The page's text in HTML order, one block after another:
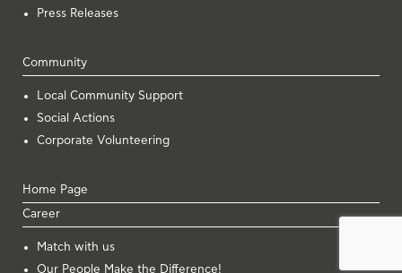
Press Releases
Community
Local Community Support
Social Actions
Corporate Volunteering
Home Page
Career
Μatch with us
Our People Make the Difference!